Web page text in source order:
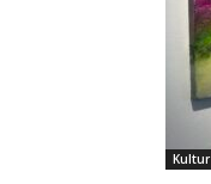
Kultur